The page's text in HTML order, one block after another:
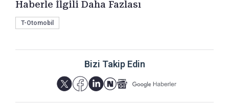
Haberle İlgili Daha Fazlası
T-Otomobil
Bizi Takip Edin